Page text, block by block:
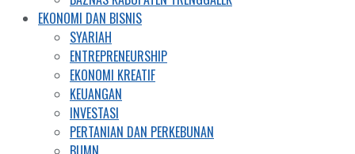
EKONOMI DAN BISNIS
SYARIAH
ENTREPRENEURSHIP
EKONOMI KREATIF
KEUANGAN
INVESTASI
PERTANIAN DAN PERKEBUNAN